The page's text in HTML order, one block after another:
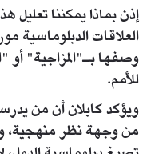
إذن بماذا يمكننا تعليل
العلاقات الدبلوماسية
وصفها بـ"المزاجية" أو
للأمم.
ويؤكد كابلان أن من
من وجهة نظر منهجية،